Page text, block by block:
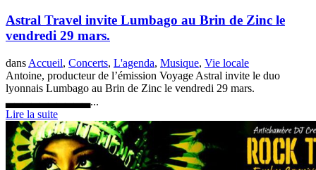
Astral Travel invite Lumbago au Brin de Zinc le
vendredi 29 mars.
dans Accueil, Concerts, L'agenda, Musique, Vie locale
Antoine, producteur de l’émission Voyage Astral invite le duo
lyonnais Lumbago au Brin de Zinc le vendredi 29 mars.
▃▃▃▃▃▃▃▃▃▃...
Lire la suite